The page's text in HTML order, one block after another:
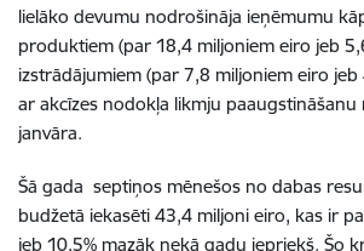
lielāko devumu nodrošināja ieņēmumu
produktiem (par 18,4 miljoniem eiro jeb
izstrādājumiem (par 7,8 miljoniem eiro jeb
ar akcīzes nodokļa likmju
janvāra.
Šā gada septiņos mēnešos no dabas
budžetā iekasēti 43,4 miljoni eiro, kas ir
jeb 10,5% mazāk nekā gadu iepriekš. Šo